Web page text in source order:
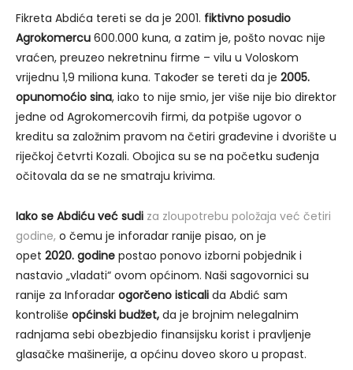
Fikreta Abdića tereti se da je 2001. fiktivno posudio
Agrokomercu 600.000 kuna, a zatim je, pošto novac nije
vraćen, preuzeo nekretninu firme – vilu u Voloskom
vrijednu 1,9 miliona kuna. Također se tereti da je 2005.
opunomoćio sina, iako to nije smio, jer više nije bio direktor
jedne od Agrokomercovih firmi, da potpiše ugovor o
kreditu sa založnim pravom na četiri građevine i dvorište u
riječkoj četvrti Kozali. Obojica su se na početku suđenja
očitovala da se ne smatraju krivima.
Iako se Abdiću već sudi za zloupotrebu položaja već četiri
godine, o čemu je inforadar ranije pisao, on je
opet 2020. godine postao ponovo izborni pobjednik i
nastavio „vladati“ ovom općinom. Naši sagovornici su
ranije za Inforadar ogorčeno isticali da Abdić sam
kontroliše općinski budžet, da je brojnim nelegalnim
radnjama sebi obezbjedio finansijsku korist i pravljenje
glasačke mašinerije, a općinu doveo skoro u propast.